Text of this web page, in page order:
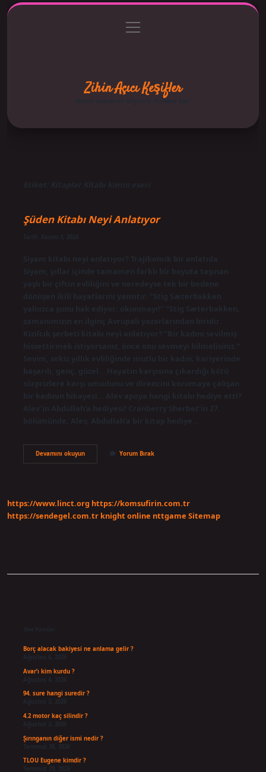
Gizlilik Politikası
menüyü
aç
Zihin Açıcı Keşifler
Merak uyandıran bilgilerle dünyaya bak!
Etiket: Kitaplar Kitabı kimin eseri
Şüden Kitabı Neyi Anlatıyor
Siyam kitabı neyi anlatıyor? Trajikomik bir anlatıda
Siyam, yıllar içinde tamamen farklı bir boyuta taşınan
yaşlı bir çiftin evliliğini ve neredeyse tek bir bedene
dönüşen ikili hayatlarını yansıtır. “Stig Sæterbakken
yalnızca şunu hak ediyor: okunmayı!” “Stig Sæterbakken,
zamanımızın en ilginç Avrupalı ​​yazarlarından biridir.
Kızılcık şerbeti kitabı neyi anlatıyor? “Bir kadını sevilmiş
hissettirmek istiyorsanız, önce onu sevmeyi bilmelisiniz.”
Sevim, sekiz yıllık evliliğinde mutlu bir kadın; kariyerinde
başarılı, genç, güzel… Hayatın karşısına çıkardığı kötü
sürprizlere karşı umudunu ve direncini korumaya çalışan
bir kadının hikayesi… Alev apoya hangi kitabı hediye etti?
Alev’in Abdullah’a hediyesi! Cranberry Sherbet’in 27.
bölümünde; Alev, Abdullah’a bir kitap hediye…
Devamını okuyunŞüden
Kitabı
Yorum Bırak
https://www.linct.org https://komsufirin.com.tr
https://sendegel.com.tr knight online nttgame Sitemap
Son Yazılar
Borç alacak bakiyesi ne anlama gelir ?
Ağustos 6, 2026
Avar’ı kim kurdu ?
Ağustos 4, 2026
94. sure hangi suredir ?
Ağustos 3, 2026
4.2 motor kaç silindir ?
Ağustos 3, 2026
Şırınganın diğer ismi nedir ?
TLOU Eugene kimdir ?
Temmuz 29, 2026